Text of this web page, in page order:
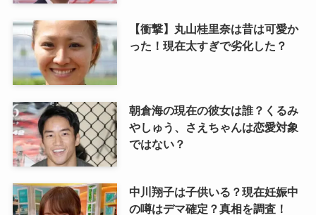
【衝撃】丸山桂里奈は昔は可愛か
った！現在太すぎで劣化した？
朝倉海の現在の彼女は誰？くるみ
やしゅう、さえちゃんは恋愛対象
ではない？
中川翔子は子供いる？現在妊娠中
の噂はデマ確定？真相を調査！